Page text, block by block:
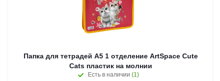
Папка для тетрадей А5 1 отделение ArtSpace Cute
Cats пластик на молнии
Есть в наличии (1)